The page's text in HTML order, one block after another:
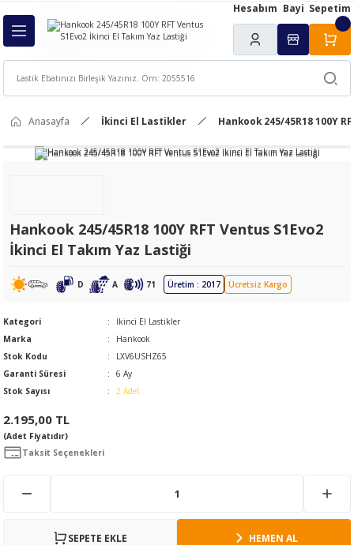
Geri Dön
Hesabım Bayi Sepetim
Anasayfa İkinci El Lastikler Hankook 245/45R18 100Y
Hankook 245/45R18 100Y RFT Ventus S1Evo2
İkinci El Takım Yaz Lastiği
D A 71 Üretim : 2017 Ücretsiz Kargo
Kategori
İkinci El Lastikler
Marka
Hankook
Stok Kodu
LXV6USHZ65
Garanti Süresi
6 Ay
Stok Sayısı
2 Adet
2.195,00 TL
(Adet Fiyatıdır)
Taksit Seçenekleri
SEPETE EKLE HEMEN AL